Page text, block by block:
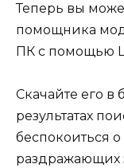
Теперь вы
помощника
ПК с помощью
Скачайте его в
результатах
беспокоиться
раздражающих